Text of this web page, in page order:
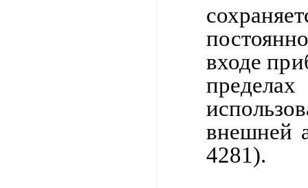
входе
внешней
4281).